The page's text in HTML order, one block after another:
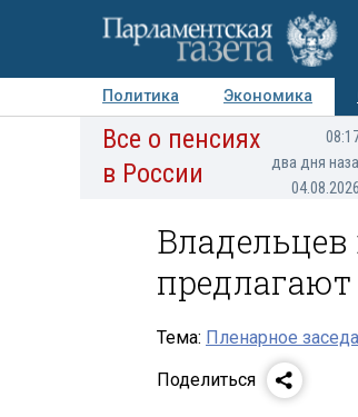
Политика Экономика
Авторы Персоны
Все о пенсиях
в России
два дня
04.08.2026
Владельцев
Тема: Пленарное
Поделиться